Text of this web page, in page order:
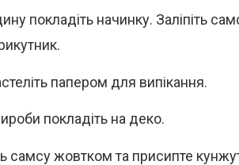
покладіть начинку. Заліпіть
папером для випікання.
покладіть на деко.
самсу жовтком та присипте